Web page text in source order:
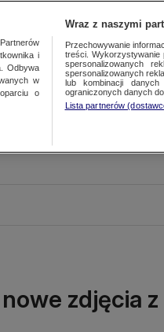
zdjęcia
i
Odbywa
w
o
Wraz z naszymi
Przechowywanie
treści. Wykorzystywanie
spersonalizowanych
spersonalizowanych
lub kombinacji
ograniczonych danych
Lista partnerów